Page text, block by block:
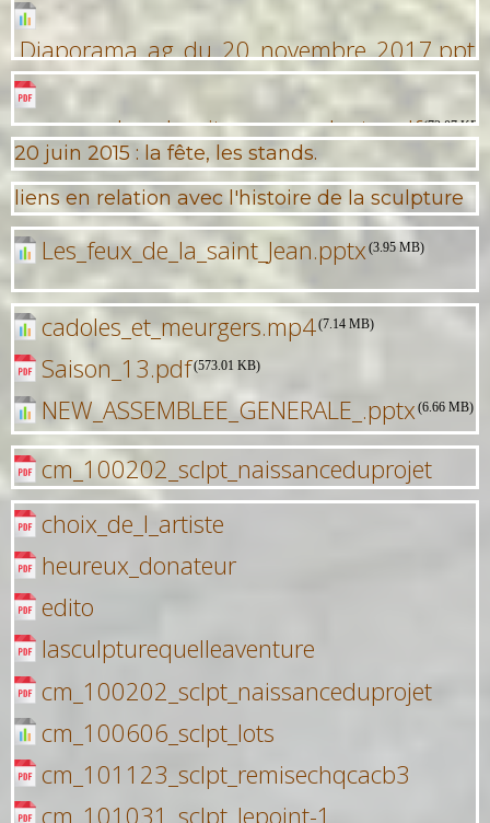
Diaporama_ag_du_20_novembre_2017.pptx
resume_des_chapitres_precedents.pdf(72.07 KB)
20 juin 2015 : la fête, les stands.
liens en relation avec l'histoire de la sculpture
Les_feux_de_la_saint_Jean.pptx (3.95 MB)
cadoles_et_meurgers.mp4(7.14 MB)
Saison_13.pdf(573.01 KB)
NEW_ASSEMBLEE_GENERALE_.pptx (6.66 MB)
cm_100202_sclpt_naissanceduprojet
choix_de_l_artiste
heureux_donateur
edito
lasculpturequelleaventure
cm_100202_sclpt_naissanceduprojet
cm_100606_sclpt_lots
cm_101123_sclpt_remisechqcacb3
cm_101031_sclpt_lepoint-1